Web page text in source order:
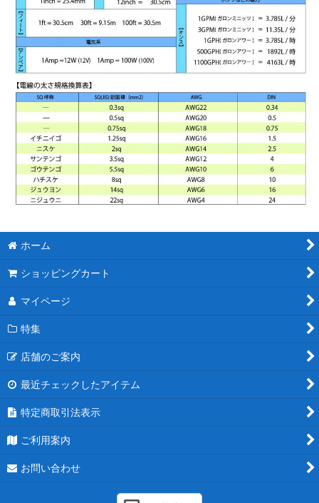
ホーム
ショッピングカート
マイページ
特集
店舗のご案内
最近チェックしたアイテム
特定商取引法表示
ご利用案内
お問い合わせ